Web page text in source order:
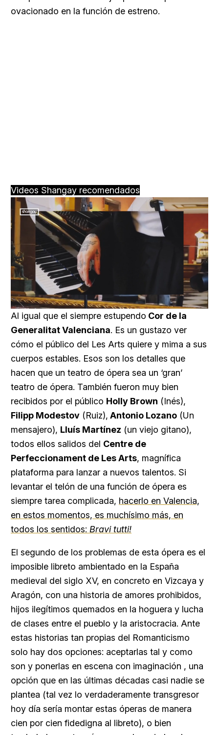
ovacionado en la función de estreno.
Videos Shangay recomendados
Unmute Loaded:
59.22%
Al igual que el siempre estupendo Cor de la
Generalitat Valenciana. Es un gustazo ver
cómo el público del Les Arts quiere y mima a sus
cuerpos estables. Esos son los detalles que
hacen que un teatro de ópera sea un ‘gran’
teatro de ópera. También fueron muy bien
recibidos por el público Holly Brown (Inés),
Filipp Modestov (Ruiz), Antonio Lozano (Un
mensajero), Lluís Martínez (un viejo gitano),
todos ellos salidos del Centre de
Perfeccionament de Les Arts, magnífica
plataforma para lanzar a nuevos talentos. Si
levantar el telón de una función de ópera es
siempre tarea complicada, hacerlo en Valencia,
en estos momentos, es muchísimo más, en
todos los sentidos: Bravi tutti!
El segundo de los problemas de esta ópera es el
imposible libreto ambientado en la España
medieval del siglo XV, en concreto en Vizcaya y
Aragón, con una historia de amores prohibidos,
hijos ilegítimos quemados en la hoguera y lucha
de clases entre el pueblo y la aristocracia. Ante
estas historias tan propias del Romanticismo
solo hay dos opciones: aceptarlas tal y como
son y ponerlas en escena con imaginación , una
opción que en las últimas décadas casi nadie se
plantea (tal vez lo verdaderamente transgresor
hoy día sería montar estas óperas de manera
cien por cien fidedigna al libreto), o bien